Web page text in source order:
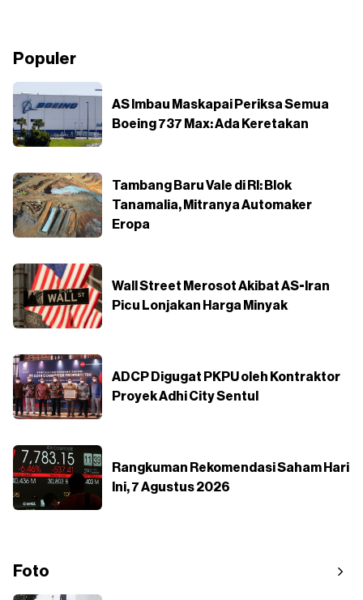
Populer
AS Imbau Maskapai Periksa Semua
Boeing 737 Max: Ada Keretakan
Tambang Baru Vale di RI: Blok
Tanamalia, Mitranya Automaker
Eropa
Wall Street Merosot Akibat AS-Iran
Picu Lonjakan Harga Minyak
ADCP Digugat PKPU oleh Kontraktor
Proyek Adhi City Sentul
Rangkuman Rekomendasi Saham Hari
Ini, 7 Agustus 2026
Foto